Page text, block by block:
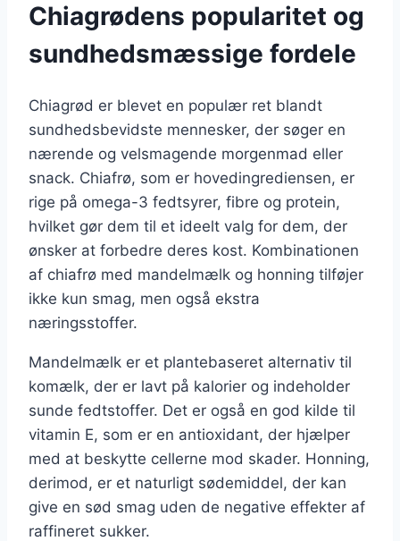
Chiagrødens popularitet og
sundhedsmæssige fordele
Chiagrød er blevet en populær ret blandt
sundhedsbevidste mennesker, der søger en
nærende og velsmagende morgenmad eller
snack. Chiafrø, som er hovedingrediensen, er
rige på omega-3 fedtsyrer, fibre og protein,
hvilket gør dem til et ideelt valg for dem, der
ønsker at forbedre deres kost. Kombinationen
af chiafrø med mandelmælk og honning tilføjer
ikke kun smag, men også ekstra
næringsstoffer.
Mandelmælk er et plantebaseret alternativ til
komælk, der er lavt på kalorier og indeholder
sunde fedtstoffer. Det er også en god kilde til
vitamin E, som er en antioxidant, der hjælper
med at beskytte cellerne mod skader. Honning,
derimod, er et naturligt sødemiddel, der kan
give en sød smag uden de negative effekter af
raffineret sukker.